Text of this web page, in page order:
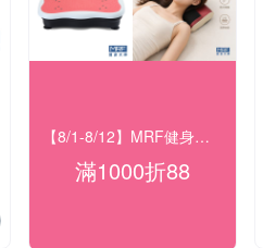
【8/1-8/12】MRF健身大師 滿額現折
滿1000折88